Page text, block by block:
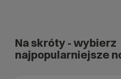
Na skróty - wybierz
najpopularniejsze